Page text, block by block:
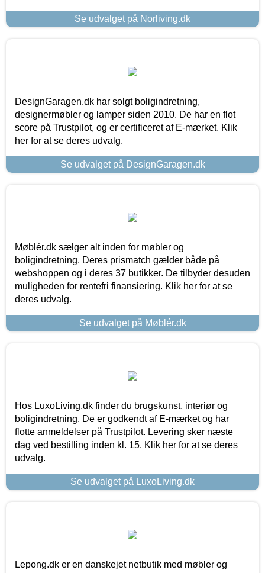
Se udvalget på Norliving.dk
DesignGaragen.dk har solgt boligindretning,
designermøbler og lamper siden 2010. De har en flot
score på Trustpilot, og er certificeret af E-mærket. Klik
her for at se deres udvalg.
Se udvalget på DesignGaragen.dk
Møblér.dk sælger alt inden for møbler og
boligindretning. Deres prismatch gælder både på
webshoppen og i deres 37 butikker. De tilbyder desuden
muligheden for rentefri finansiering. Klik her for at se
deres udvalg.
Se udvalget på Møblér.dk
Hos LuxoLiving.dk finder du brugskunst, interiør og
boligindretning. De er godkendt af E-mærket og har
flotte anmeldelser på Trustpilot. Levering sker næste
dag ved bestilling inden kl. 15. Klik her for at se deres
udvalg.
Se udvalget på LuxoLiving.dk
Lepong.dk er en danskejet netbutik med møbler og